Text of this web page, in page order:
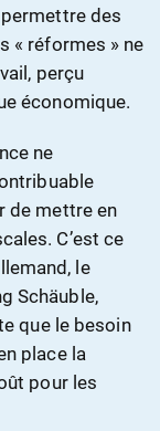
permettre des
« réformes » ne
perçu
économique.
ne
de mettre en
C’est ce
le
Schäuble,
que le besoin
place la
pour les